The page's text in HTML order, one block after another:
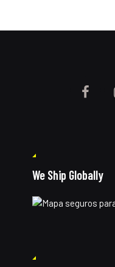
We Ship Globally